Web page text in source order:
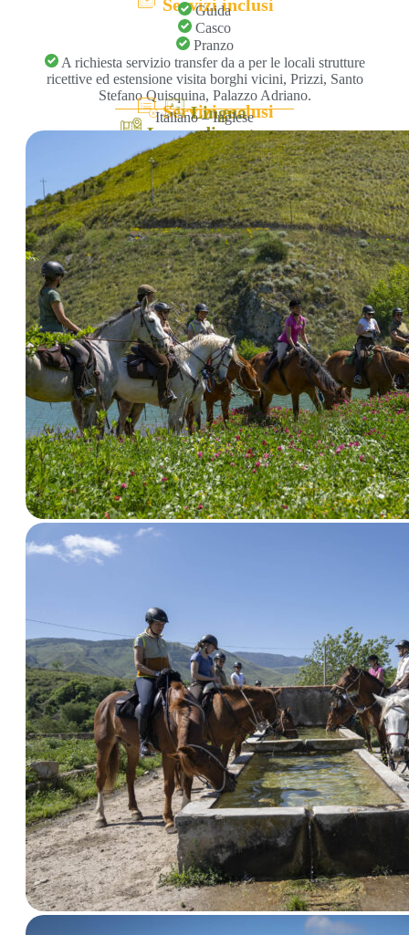
Servizi inclusi
Guida
Casco
Pranzo
A richiesta servizio transfer da a per le locali strutture
ricettive ed estensione visita borghi vicini, Prizzi, Santo
Stefano Quisquina, Palazzo Adriano.
Servizi esclusi
Lingua
Italiano – Inglese
Luogo di partenza